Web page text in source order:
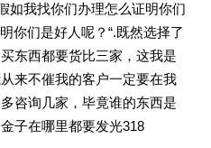
如我找你们办理怎么证明你们
你们是好人呢？“.既然选择了
东西都要货比三家，这我是
来不催我的客户一定要在我
咨询几家，毕竟谁的东西是
子在哪里都要发光318